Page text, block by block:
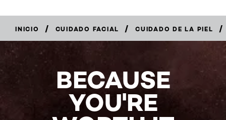
INICIO / CUIDADO FACIAL / CUIDADO DE LA PIEL /
EN
BECAUSE
YOU'RE